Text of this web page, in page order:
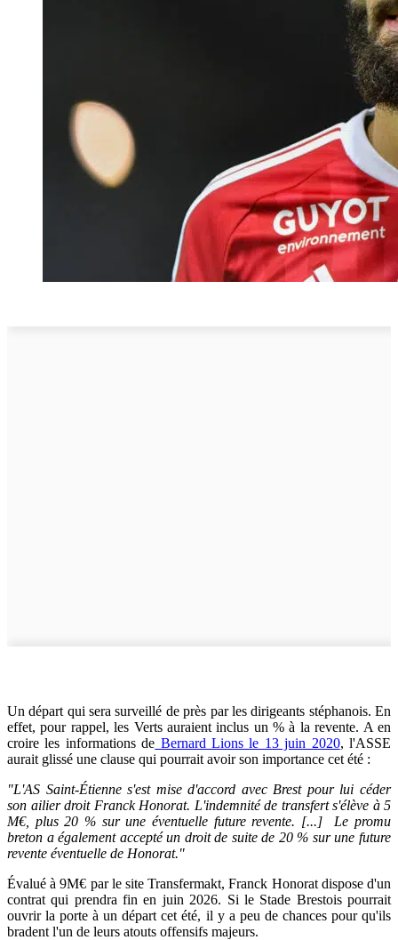
Un départ qui sera surveillé de près par les dirigeants stéphanois. En
effet, pour rappel, les Verts auraient inclus un % à la revente. A en
croire les informations de Bernard Lions le 13 juin 2020, l'ASSE
aurait glissé une clause qui pourrait avoir son importance cet été :
"L'AS Saint-Étienne s'est mise d'accord avec Brest pour lui céder
son ailier droit Franck Honorat. L'indemnité de transfert s'élève à 5
M€, plus 20 % sur une éventuelle future revente. [...] Le promu
breton a également accepté un droit de suite de 20 % sur une future
revente éventuelle de Honorat."
Évalué à 9M€ par le site Transfermakt, Franck Honorat dispose d'un
contrat qui prendra fin en juin 2026. Si le Stade Brestois pourrait
ouvrir la porte à un départ cet été, il y a peu de chances pour qu'ils
bradent l'un de leurs atouts offensifs majeurs.